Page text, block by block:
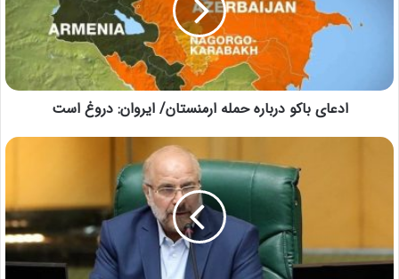
ادعای باکو درباره حمله ارمنستان/ ایروان: دروغ است